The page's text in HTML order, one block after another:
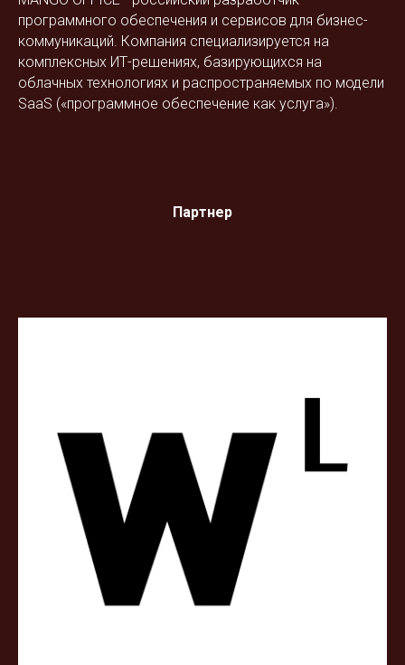
программного обеспечения и сервисов для бизнес-
коммуникаций. Компания специализируется на
комплексных ИТ-решениях, базирующихся на
облачных технологиях и распространяемых по модели
SaaS («программное обеспечение как услуга»).
Партнер